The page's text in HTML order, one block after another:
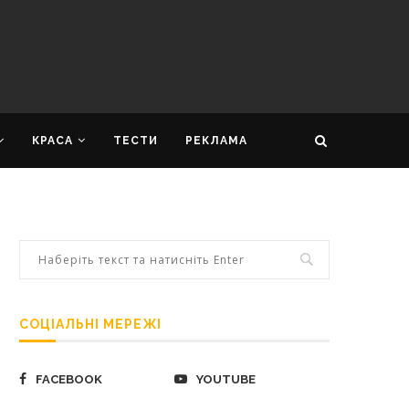
КРАСА ТЕСТИ РЕКЛАМА
СОЦІАЛЬНІ МЕРЕЖІ
FACEBOOK YOUTUBE